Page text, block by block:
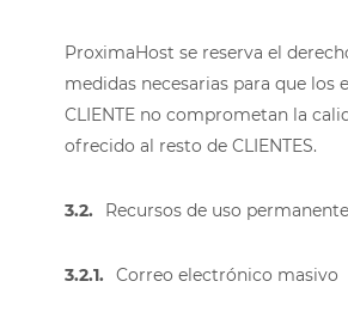
ProximaHost se reserva el
medidas necesarias para que los
CLIENTE no comprometan la
ofrecido al resto de CLIENTES.
3.2. Recursos de uso permanente
3.2.1. Correo electrónico masivo